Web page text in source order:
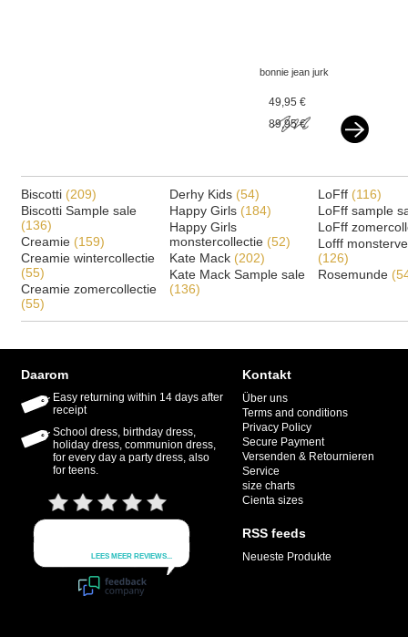
bonnie jean jurk
bloem wit
49,95 €
89,95 €
Biscotti (209)
Biscotti Sample sale
(136)
Creamie (159)
Creamie wintercollectie
(55)
Creamie zomercollectie
(55)
Derhy Kids (54)
Happy Girls (184)
Happy Girls
monstercollectie (52)
Kate Mack (202)
Kate Mack Sample sale
(136)
LoFff (116)
LoFff sample
LoFff
Lofff
(126)
Rosemunde
Daarom
Easy returning within 14 days after
receipt
School dress, birthday dress,
holiday dress, communion dress,
for every day a party dress, also
for teens.
Kontakt
Über uns
Terms and conditions
Privacy Policy
Secure Payment
Versenden & Retournieren
Service
size charts
Cienta sizes
RSS feeds
Neueste Produkte